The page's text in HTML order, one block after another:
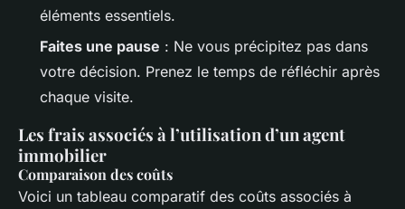
éléments essentiels.
Faites une pause : Ne vous précipitez pas dans
votre décision. Prenez le temps de réfléchir après
chaque visite.
Les frais associés à l’utilisation d’un agent
immobilier
Comparaison des coûts
Voici un tableau comparatif des coûts associés à